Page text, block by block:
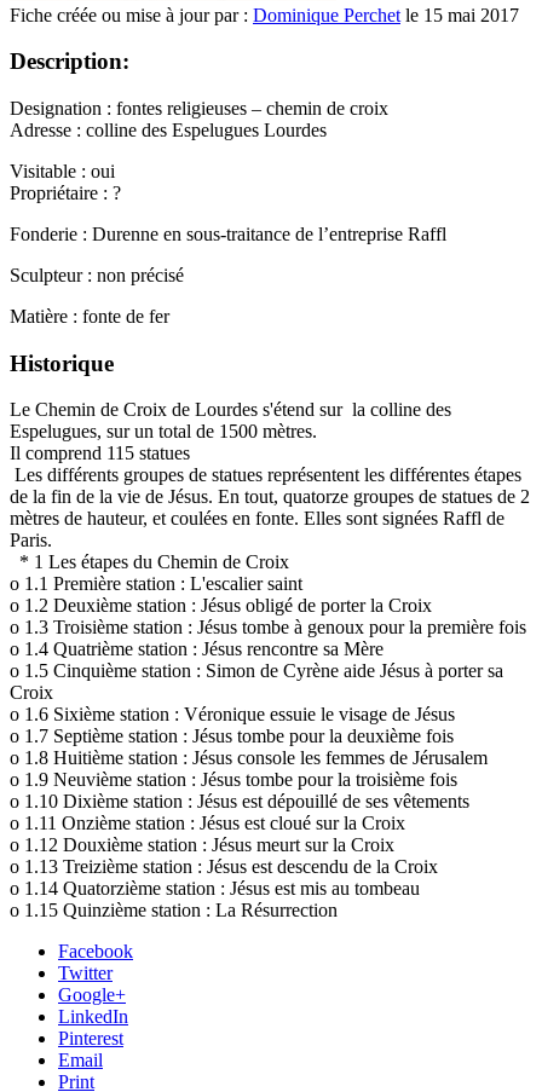
Fiche créée ou mise à jour par : Dominique Perchet le 15 mai 2017
Description:
Designation : fontes religieuses – chemin de croix
Adresse : colline des Espelugues Lourdes
Visitable : oui
Propriétaire : ?
Fonderie : Durenne en sous-traitance de l’entreprise Raffl
Sculpteur : non précisé
Matière : fonte de fer
Historique
Le Chemin de Croix de Lourdes s'étend sur la colline des
Espelugues, sur un total de 1500 mètres.
Il comprend 115 statues
Les différents groupes de statues représentent les différentes étapes
de la fin de la vie de Jésus. En tout, quatorze groupes de statues de 2
mètres de hauteur, et coulées en fonte. Elles sont signées Raffl de
Paris.
* 1 Les étapes du Chemin de Croix
o 1.1 Première station : L'escalier saint
o 1.2 Deuxième station : Jésus obligé de porter la Croix
o 1.3 Troisième station : Jésus tombe à genoux pour la première fois
o 1.4 Quatrième station : Jésus rencontre sa Mère
o 1.5 Cinquième station : Simon de Cyrène aide Jésus à porter sa
Croix
o 1.6 Sixième station : Véronique essuie le visage de Jésus
o 1.7 Septième station : Jésus tombe pour la deuxième fois
o 1.8 Huitième station : Jésus console les femmes de Jérusalem
o 1.9 Neuvième station : Jésus tombe pour la troisième fois
o 1.10 Dixième station : Jésus est dépouillé de ses vêtements
o 1.11 Onzième station : Jésus est cloué sur la Croix
o 1.12 Douxième station : Jésus meurt sur la Croix
o 1.13 Treizième station : Jésus est descendu de la Croix
o 1.14 Quatorzième station : Jésus est mis au tombeau
o 1.15 Quinzième station : La Résurrection
Facebook
Twitter
Google+
LinkedIn
Pinterest
Email
Print